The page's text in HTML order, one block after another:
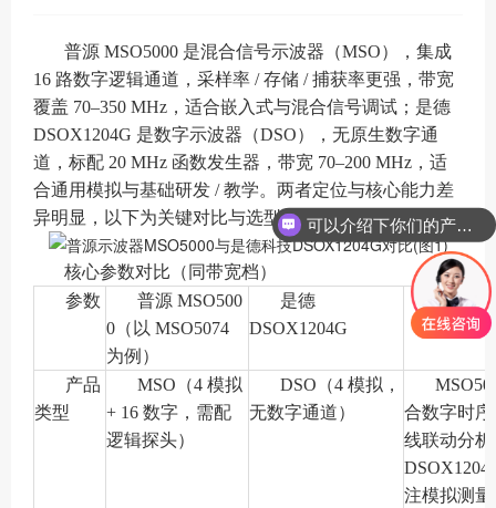
普源 MSO5000 是混合信号示波器（MSO），集成
16 路数字逻辑通道，采样率 / 存储 / 捕获率更强，带宽
覆盖 70–350 MHz，适合嵌入式与混合信号调试；是德
DSOX1204G 是数字示波器（DSO），无原生数字通
道，标配 20 MHz 函数发生器，带宽 70–200 MHz，适
合通用模拟与基础研发 / 教学。两者定位与核心能力差
异明显，以下为关键对比与选型建议。
核心参数对比（同带宽档）
参数
普源 MSO500
0（以 MSO5074
为例）
是德
DSOX1204G
差异影
产品
类型
MSO（4 模拟
+ 16 数字，需配
逻辑探头）
DSO（4 模拟，
无数字通道）
合数字时
线联动分析
注模拟测量
可以介绍下你们的产品么？